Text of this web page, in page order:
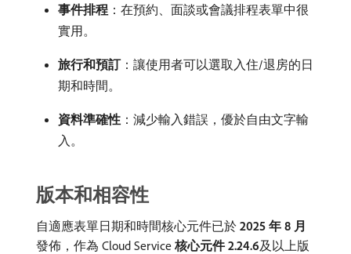
事件排程 ：在預約、面談或會議排程表單中很
實用。
旅行和預訂：讓使用者可以選取入住/退房的日
期和時間。
資料準確性 ：減少輸入錯誤，優於自由文字輸
入。
版本和相容性
自適應表單日期和時間核心元件已於 2025 年 8 月
發佈，作為 Cloud Service 核心元件 2.24.6​及以上版